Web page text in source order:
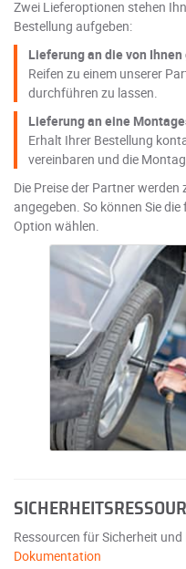
Zwei Lieferoptionen stehen
Bestellung aufgeben:
Lieferung an die von
Reifen zu einem unserer
durchführen zu lassen.
Lieferung an eine
Erhalt Ihrer Bestellung
vereinbaren und die
Die Preise der Partner
angegeben. So können Sie
Option wählen.
Ressourcen für Sicherheit
Dokumentation